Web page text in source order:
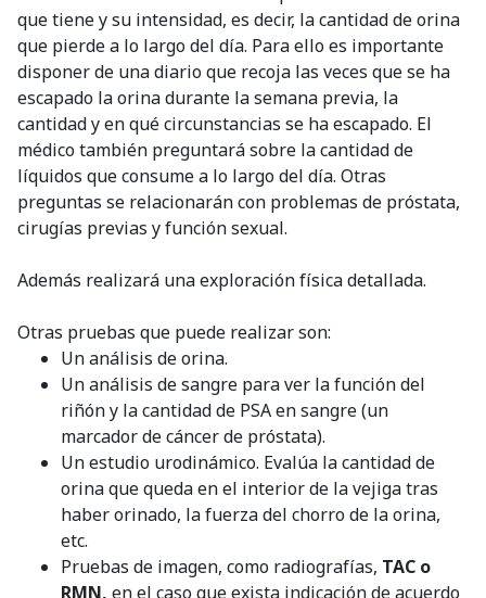
que tiene y su intensidad, es decir, la cantidad de orina
que pierde a lo largo del día. Para ello es importante
disponer de una diario que recoja las veces que se ha
escapado la orina durante la semana previa, la
cantidad y en qué circunstancias se ha escapado. El
médico también preguntará sobre la cantidad de
líquidos que consume a lo largo del día. Otras
preguntas se relacionarán con problemas de próstata,
cirugías previas y función sexual.
Además realizará una exploración física detallada.
Otras pruebas que puede realizar son:
Un análisis de orina.
Un análisis de sangre para ver la función del
riñón y la cantidad de PSA en sangre (un
marcador de cáncer de próstata).
Un estudio urodinámico. Evalúa la cantidad de
orina que queda en el interior de la vejiga tras
haber orinado, la fuerza del chorro de la orina,
etc.
Pruebas de imagen, como radiografías, TAC o
RMN, en el caso que exista indicación de acuerdo